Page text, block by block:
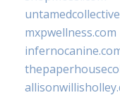
mxpwellness.com